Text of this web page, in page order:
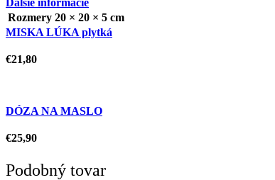
Rozmery 20 × 20 × 5 cm
MISKA LÚKA plytká
€21,80
DÓZA NA MASLO
€25,90
Podobný tovar